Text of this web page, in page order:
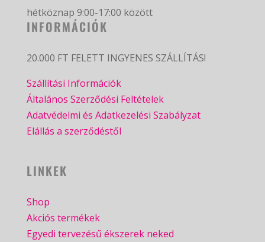
hétköznap 9:00-17:00 között
INFORMÁCIÓK
20.000 FT FELETT INGYENES SZÁLLÍTÁS!
Szállítási Információk
Általános Szerződési Feltételek
Adatvédelmi és Adatkezelési Szabályzat
Elállás a szerződéstől
LINKEK
Shop
Akciós termékek
Egyedi tervezésű ékszerek neked